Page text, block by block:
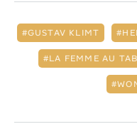
GUSTAV KLIMT
LA FEMME AU